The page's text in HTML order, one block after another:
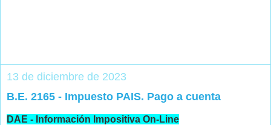
13 de diciembre de 2023
B.E. 2165 - Impuesto PAIS. Pago a cuenta
DAE - Información Impositiva On-Line